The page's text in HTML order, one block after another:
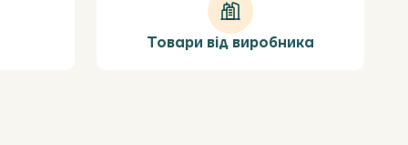
Товари від виробника